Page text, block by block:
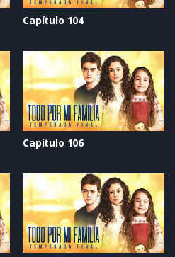
Capítulo 104
Capítulo 106